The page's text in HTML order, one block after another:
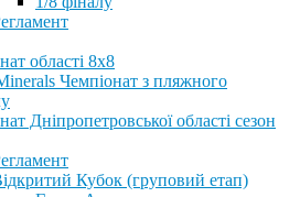
області 8х8
Чемпіонат з пляжного
Дніпропетровської області сезон
Кубок (груповий етап)